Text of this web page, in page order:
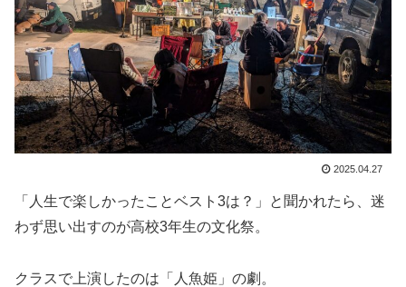
2025.04.27
「人生で楽しかったことベスト3は？」と聞かれたら、迷
わず思い出すのが高校3年生の文化祭。
クラスで上演したのは「人魚姫」の劇。